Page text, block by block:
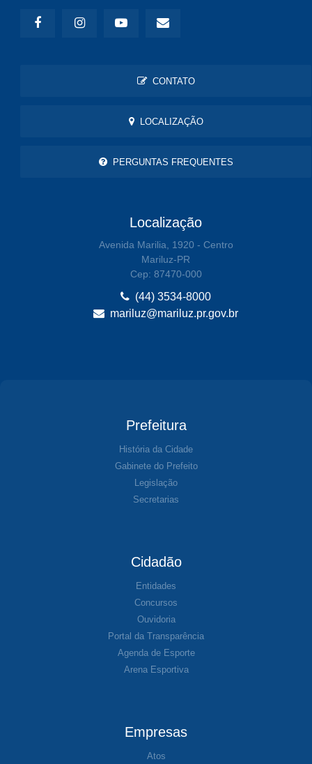
CONTATO
LOCALIZAÇÃO
PERGUNTAS FREQUENTES
Localização
Avenida Marilia, 1920 - Centro
Mariluz-PR
Cep: 87470-000
(44) 3534-8000
mariluz@mariluz.pr.gov.br
Prefeitura
História da Cidade
Gabinete do Prefeito
Legislação
Secretarias
Cidadão
Entidades
Concursos
Ouvidoria
Portal da Transparência
Agenda de Esporte
Arena Esportiva
Empresas
Atos